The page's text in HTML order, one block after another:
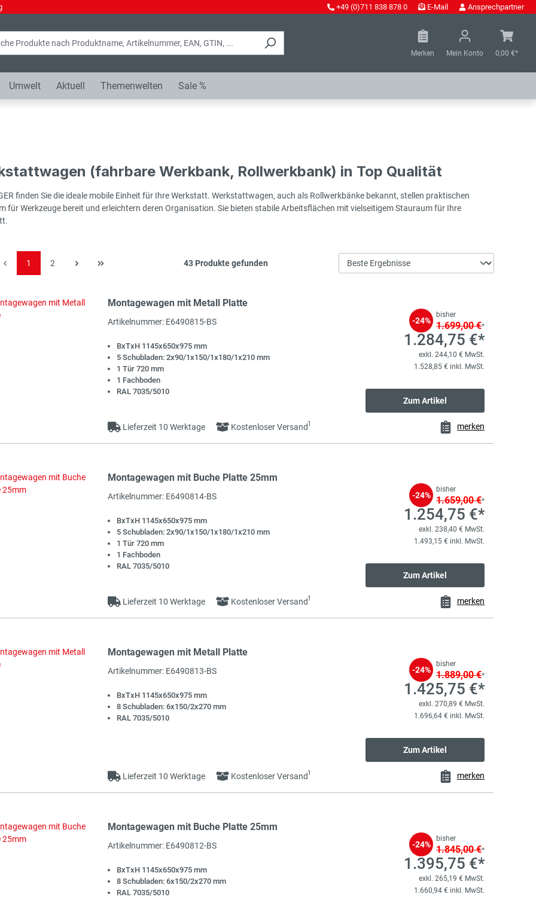
+49 (0)711 838 878 0 E-Mail Ansprechpartner
Merken Mein Konto 0,00 €*
Umwelt Aktuell Themenwelten Sale %
(fahrbare Werkbank, Rollwerkbank) in Top Qualität
finden Sie die ideale mobile Einheit für Ihre Werkstatt. Werkstattwagen, auch als Rollwerkbänke bekannt, stellen praktischen
für Werkzeuge bereit und erleichtern deren Organisation. Sie bieten stabile Arbeitsflächen mit vielseitigem Stauraum für Ihre
Seite
1 Seite
2 43 Produkte gefunden
Montagewagen mit Metall Platte
Artikelnummer: E6490815-BS
BxTxH 1145x650x975 mm
5 Schubladen: 2x90/1x150/1x180/1x210 mm
1 Tür 720 mm
1 Fachboden
RAL 7035/5010
Lieferzeit 10 Werktage Kostenloser Versand1
-24%
bisher
1.699,00 €*
1.284,75 €*
exkl. 244,10 € MwSt.
1.528,85 € inkl. MwSt.
Zum Artikel
merken
Montagewagen mit Buche Platte 25mm
Artikelnummer: E6490814-BS
BxTxH 1145x650x975 mm
5 Schubladen: 2x90/1x150/1x180/1x210 mm
1 Tür 720 mm
1 Fachboden
RAL 7035/5010
Lieferzeit 10 Werktage Kostenloser Versand1
-24%
bisher
1.659,00 €*
1.254,75 €*
exkl. 238,40 € MwSt.
1.493,15 € inkl. MwSt.
Zum Artikel
merken
Montagewagen mit Metall Platte
Artikelnummer: E6490813-BS
BxTxH 1145x650x975 mm
8 Schubladen: 6x150/2x270 mm
RAL 7035/5010
Lieferzeit 10 Werktage Kostenloser Versand1
-24%
bisher
1.889,00 €*
1.425,75 €*
exkl. 270,89 € MwSt.
1.696,64 € inkl. MwSt.
Zum Artikel
merken
Montagewagen mit Buche Platte 25mm
Artikelnummer: E6490812-BS
BxTxH 1145x650x975 mm
8 Schubladen: 6x150/2x270 mm
RAL 7035/5010
-24%
bisher
1.845,00 €*
1.395,75 €*
exkl. 265,19 € MwSt.
1.660,94 € inkl. MwSt.